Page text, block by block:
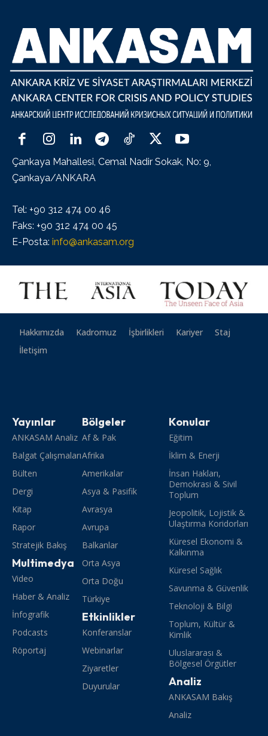
Çankaya Mahallesi, Cemal Nadir Sokak, No: 9,
Çankaya/ANKARA
Tel: +90 312 474 00 46
Faks: +90 312 474 00 45
E-Posta: info@ankasam.org
Hakkımızda Kadromuz İşbirlikleri Kariyer
Staj
İletişim
Yayınlar
ANKASAM Analiz
Balgat Çalışmaları
Bülten
Dergi
Kitap
Rapor
Stratejik Bakış
Multimedya
Video
Haber & Analiz
İnfografik
Podcasts
Röportaj
Bölgeler
Af & Pak
Afrika
Amerikalar
Asya & Pasifik
Avrasya
Avrupa
Balkanlar
Orta Asya
Orta Doğu
Türkiye
Etkinlikler
Konferanslar
Webinarlar
Ziyaretler
Duyurular
Konular
Eğitim
İklim & Enerji
İnsan Hakları,
Demokrasi & Sivil
Toplum
Jeopolitik, Lojistik &
Ulaştırma Koridorları
Küresel Ekonomi &
Kalkınma
Küresel Sağlık
Savunma & Güvenlik
Teknoloji & Bilgi
Toplum, Kültür &
Kimlik
Uluslararası &
Bölgesel Örgütler
Analiz
ANKASAM Bakış
Analiz